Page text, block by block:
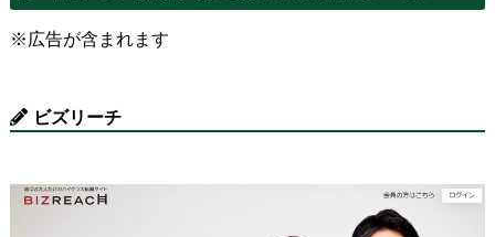
※広告が含まれます
ビズリーチ